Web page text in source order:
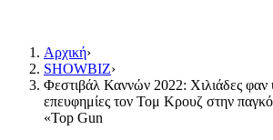
Αρχική›
SHOWBIZ›
Φεστιβάλ Καννών 2022: Χιλιάδες φαν
επευφημίες τον Τομ Κρουζ στην
«Top Gun